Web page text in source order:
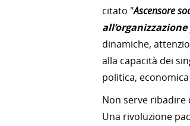
citato "Ascensore
dinamiche,
alla capacità dei
politica,
Non serve
Una rivoluzione